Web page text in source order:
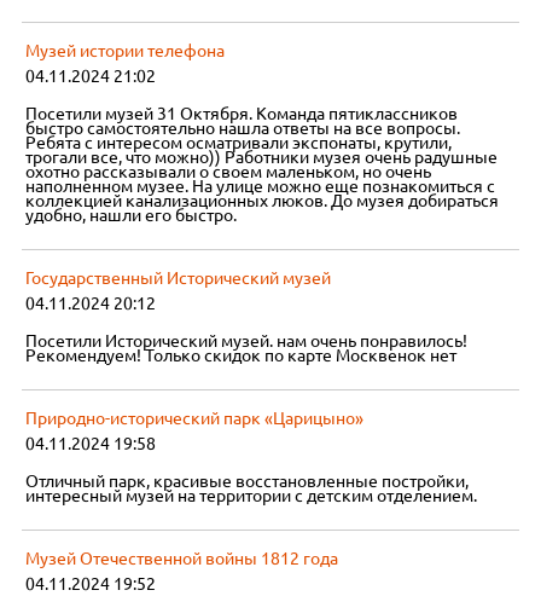
Музей истории телефона
04.11.2024 21:02
Посетили музей 31 Октября. Команда пятиклассников
быстро самостоятельно нашла ответы на все вопросы.
Ребята с интересом осматривали экспонаты, крутили,
трогали все, что можно)) Работники музея очень радушные
охотно рассказывали о своем маленьком, но очень
наполненном музее. На улице можно еще познакомиться с
коллекцией канализационных люков. До музея добираться
удобно, нашли его быстро.
Государственный Исторический музей
04.11.2024 20:12
Посетили Исторический музей. нам очень понравилось!
Рекомендуем! Только скидок по карте Москвенок нет
Природно-исторический парк «Царицыно»
04.11.2024 19:58
Отличный парк, красивые восстановленные постройки,
интересный музей на территории с детским отделением.
Музей Отечественной войны 1812 года
04.11.2024 19:52